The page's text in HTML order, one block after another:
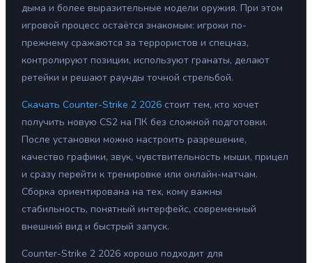
дыма и более выразительные модели оружия. При этом
игровой процесс остаётся знакомым: игроки по-
прежнему сражаются за террористов и спецназ,
контролируют позиции, используют гранаты, делают
ретейки и решают раунды точной стрельбой.
Скачать Counter-Strike 2 2026 стоит тем, кто хочет
получить новую CS2 на ПК без сложной подготовки.
После установки можно настроить разрешение,
качество графики, звук, чувствительность мыши, прицел
и сразу перейти к тренировке или онлайн-матчам.
Сборка ориентирована на тех, кому важны
стабильность, понятный интерфейс, современный
внешний вид и быстрый запуск.
Counter-Strike 2 2026 хорошо подходит для